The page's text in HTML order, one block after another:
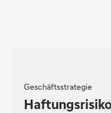
Geschäftsstrategie